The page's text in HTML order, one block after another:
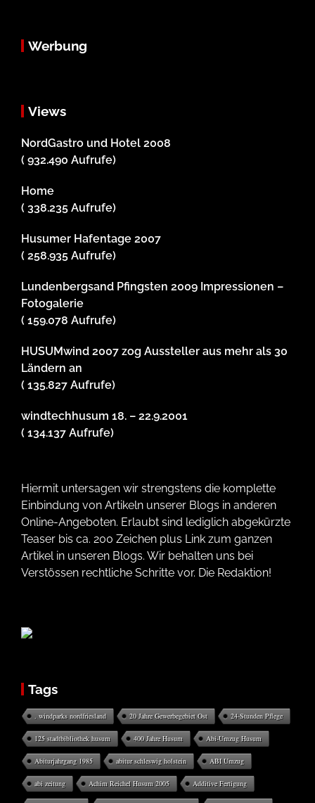
Werbung
Views
NordGastro und Hotel 2008
( 932.490 Aufrufe)
Home
( 338.235 Aufrufe)
Husumer Hafentage 2007
( 258.935 Aufrufe)
Lundenbergsand Pfingsten 2009 Impressionen –
Fotogalerie
( 159.078 Aufrufe)
HUSUMwind 2007 zog Aussteller aus mehr als 30
Ländern an
( 135.827 Aufrufe)
windtechhusum 18. – 22.9.2001
( 134.137 Aufrufe)
Hiermit untersagen wir strengstens die komplette
Einbindung von Artikeln unserer Blogs in anderen
Online-Angeboten. Erlaubt sind lediglich abgekürzte
Teaser bis ca. 200 Zeichen plus Link zum ganzen
Artikel in unseren Blogs. Wir behalten uns bei
Verstössen rechtliche Schritte vor. Die Redaktion!
Tags
. windparks nordfriesland 20 Jahre Gewerbegebiet Ost 24-Stunden Pflege
125 stadtbibliothek husum 400 Jahre Husum Abi-Umzug Husum
Abiturjahrgang 1985 abitur schleswig holstein ABI Umzug
abi zeitung Achim Reichel Husum 2005 Additive Fertigung